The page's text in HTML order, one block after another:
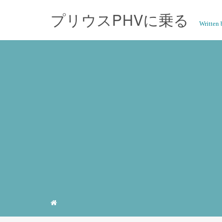
プリウスPHVに乗る